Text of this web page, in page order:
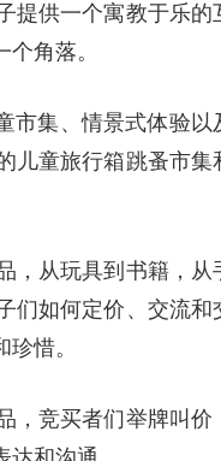
提供一个寓教于乐的
角落。
市集、情景式体验以
儿童旅行箱跳蚤市集
，从玩具到书籍，从
们如何定价、交流和
惜。
，竞买者们举牌叫价